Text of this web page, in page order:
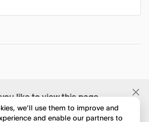
like to view this page
in English?
we’ll use them to improve and
and enable our partners to